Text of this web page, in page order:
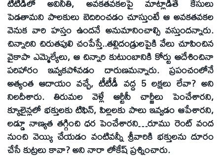
పెడతామని పాలకులు బెదిరించడం చూస్తుంటే ఆ అవకతవకల
వెనుక వారి హస్తం ఉందనే అనుమానించాల్సి వస్తుందన్నారు.
చిన్నారిని చిరుతపులి చంపేస్తే..తల్లిదండ్రులపైకి వేలు చూపించిన
వైకాపా ఎమ్మెల్యేలు, ఆ చిన్నారి కుటుంబానికి కోర్టు ఆదేశించినా
పరిహారం ఇవ్వకపోవడం దారుణమన్నారు. ప్రపంచంలోనే
అత్యంత ఆదాయం వచ్చే, టీటీడీ వద్ద 5 లక్షలు లేవా? అని
నిలదీశారు. తిరుమల వెళ్లే ఆర్టీసీ చార్జీలు పెంచేశారని,
క్యూలైన్లలో భక్తులకు టిఫిన్‌, పిల్లలకు పాలు ఇవ్వడం ఆపేశారని,
లడ్డూ నాణ్యత తగ్గించి ధర పెంచేశారని…రూము రెంట్‌ వంద
నుంచి వెయ్యి చేయడం వంటివన్నీ శ్రీవారికి భక్తులను దూరం
చేసే కుట్రలు కావా? అని నారా లోకేష్‌ ప్రశ్నించారు.